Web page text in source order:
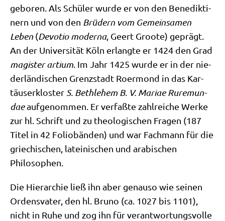
gebo­ren. Als Schü­ler wur­de er von den Bene­dik­ti­
nern und von den Brü­dern vom Gemein­sa­men
Leben (Devo­tio moder­na, Geert Groo­te) geprägt.
An der Uni­ver­si­tät Köln erlang­te er 1424 den Grad
magi­ster arti­um. Im Jahr 1425 wur­de er in der nie­
der­län­di­schen Grenz­stadt Roer­mond in das Kar­
täu­ser­klo­ster S. Beth­le­hem B. V. Mariae Rur­e­mun­
daeauf­ge­nom­men. Er ver­faß­te zahl­rei­che Wer­ke
zur hl. Schrift und zu theo­lo­gi­schen Fra­gen (187
Titel in 42 Folio­bän­den) und war Fach­mann für die
grie­chi­schen, latei­ni­schen und ara­bi­schen
Philosophen.
Die Hier­ar­chie ließ ihn aber genau­so wie sei­nen
Ordens­va­ter, den hl. Bru­no (ca. 1027 bis 1101),
nicht in Ruhe und zog ihn für ver­ant­wor­tungs­vol­le